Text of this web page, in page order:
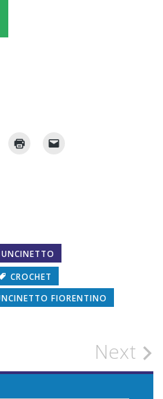
UNCINETTO
CROCHET
FIORENTINO
Next